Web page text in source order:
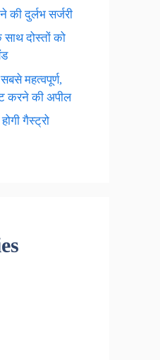
की दुर्लभ सर्जरी
दोस्तों को
महत्वपूर्ण,
करने की अपील
गैस्ट्रो